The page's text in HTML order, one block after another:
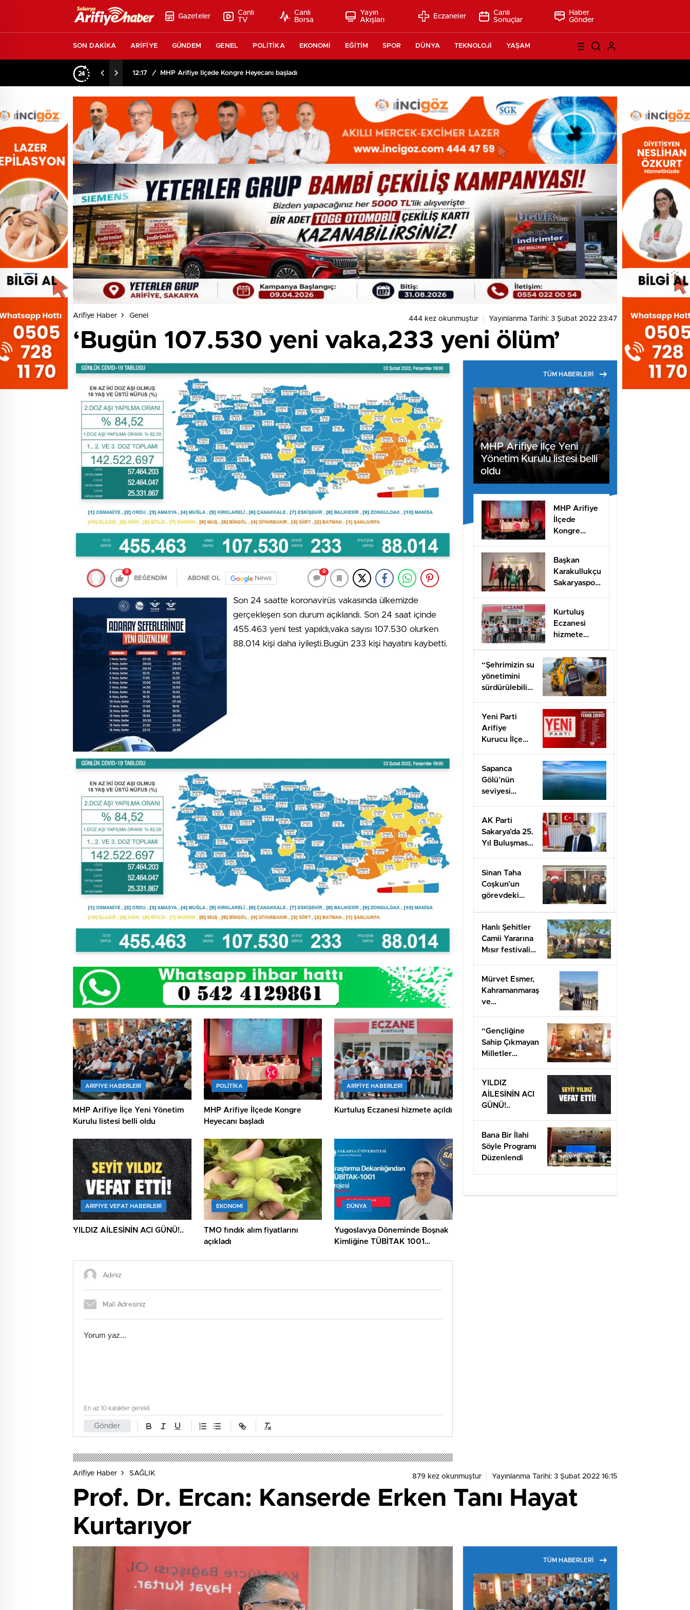
Gazeteler
Canlı
TV
Canlı
Borsa
Yayın
Akışları
Eczaneler
Canlı
Sonuçlar
Haber
Gönder
SON DAKİKA ARİFİYE GÜNDEM GENEL POLİTİKA EKONOMİ EĞİTİM SPOR DÜNYA TEKNOLOJİ YAŞAM
12:17 / MHP Arifiye İlçede Kongre Heyecanı başladı
Arifiye Haber Genel 444 kez okunmuştur Yayınlanma Tarihi: 3 Şubat 2022 23:47
‘Bugün 107.530 yeni vaka,233 yeni ölüm’
0
BEĞENDİM ABONE OL News
0
Son 24 saatte koronavirüs vakasında ülkemizde
gerçekleşen son durum açıklandı. Son 24 saat içinde
455.463 yeni test yapıldı,vaka sayısı 107.530 olurken
88.014 kişi daha iyileşti.Bugün 233 kişi hayatını kaybetti.
ARIFIYE HABERLERI
MHP Arifiye İlçe Yeni Yönetim
Kurulu listesi belli oldu
POLİTİKA
MHP Arifiye İlçede Kongre
Heyecanı başladı
ARIFIYE HABERLERI
Kurtuluş Eczanesi hizmete açıldı
ARIFIYE VEFAT HABERLERI
YILDIZ AİLESİNİN ACI GÜNÜ!..
EKONOMİ
TMO fındık alım fiyatlarını
açıkladı
DÜNYA
Yugoslavya Döneminde Boşnak
Kimliğine TÜBİTAK 1001
Gönder
En az 10 karakter gerekli
TÜM HABERLERİ
MHP Arifiye İlçe Yeni
Yönetim Kurulu listesi belli
oldu
MHP Arifiye
İlçede
Kongre
Başkan
Karakullukçu
Sakaryaspor
Kurtuluş
Eczanesi
hizmete
“Şehrimizin su
yönetimini
sürdürülebilir
çalışıyoruz”
Yeni Parti
Arifiye
Kurucu İlçe
Sapanca
Gölü’nün
seviyesi
üzerinde
AK Parti
Sakarya’da 25.
Yıl Buluşması
Sinan Taha
Coşkun’un
görevdeki
Hanlı Şehitler
Camii Yararına
Mısır festivali
Mürvet Esmer,
Kahramanmaraş
ve
mesaj
gönderdi.
“Gençliğine
Sahip Çıkmayan
Milletler
YILDIZ
AİLESİNİN ACI
GÜNÜ!..
Bana Bir İlahi
Söyle Programı
Düzenlendi
Arifiye Haber SAĞLIK 879 kez okunmuştur Yayınlanma Tarihi: 3 Şubat 2022 16:15
Prof. Dr. Ercan: Kanserde Erken Tanı Hayat
Kurtarıyor
TÜM HABERLERİ